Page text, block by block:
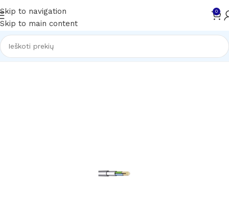
Skip to navigation
Skip to main content
0
Pradžia Kabeliai